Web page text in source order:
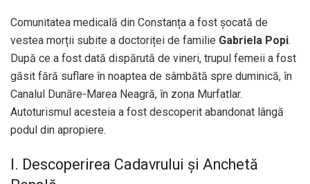
Comunitatea medicală din Constanța a fost șocată de
vestea morții subite a doctoriței de familie Gabriela Popi.
După ce a fost dată dispărută de vineri, trupul femeii a fost
găsit fără suflare în noaptea de sâmbătă spre duminică, în
Canalul Dunăre-Marea Neagră, în zona Murfatlar.
Autoturismul acesteia a fost descoperit abandonat lângă
podul din apropiere.
I. Descoperirea Cadavrului și Anchetă